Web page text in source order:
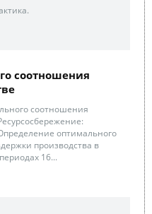
соотношения
соотношения
оптимального
производства в
16...